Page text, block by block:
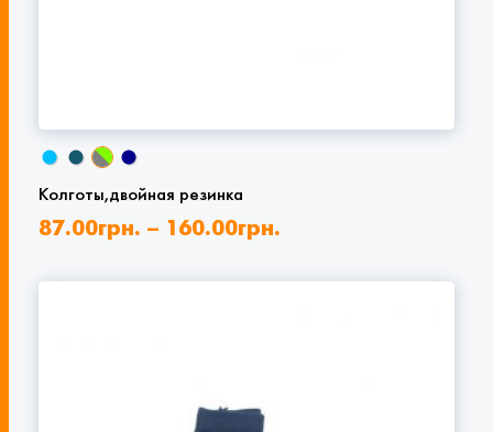
Колготы,двойная резинка
87.00грн. – 160.00грн.